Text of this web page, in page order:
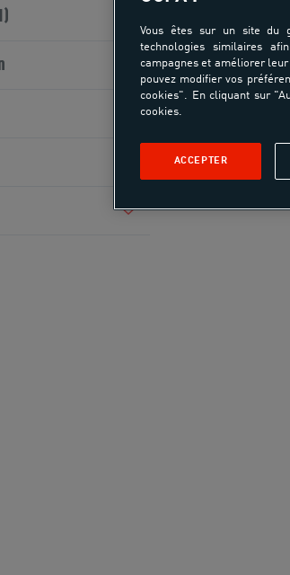
Vous êtes sur un site du
technologies similaires
campagnes et améliorer
pouvez modifier vos
cookies". En cliquant sur
cookies.
ACCEPTER